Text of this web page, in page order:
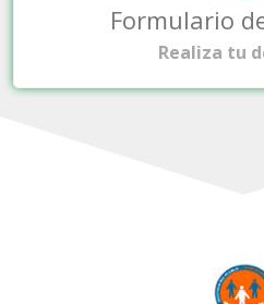
Formulario
Realiza tu